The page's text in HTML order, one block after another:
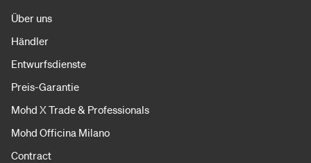
Über uns
Händler
Entwurfsdienste
Preis-Garantie
Mohd X Trade & Professionals
Mohd Officina Milano
Contract